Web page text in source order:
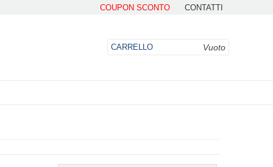
COUPON SCONTO CONTATTI
CARRELLO Vuoto